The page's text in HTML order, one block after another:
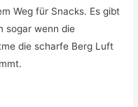
Weg für Snacks. Es gibt
sogar wenn die
die scharfe Berg Luft